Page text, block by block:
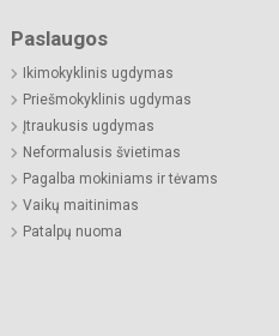
Paslaugos
Ikimokyklinis ugdymas
Priešmokyklinis ugdymas
Įtraukusis ugdymas
Neformalusis švietimas
Pagalba mokiniams ir tėvams
Vaikų maitinimas
Patalpų nuoma